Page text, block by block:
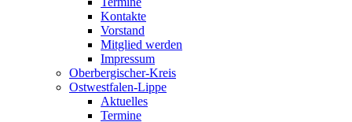
Kontakte
Vorstand
Mitglied werden
Impressum
Oberbergischer-Kreis
Ostwestfalen-Lippe
Aktuelles
Termine